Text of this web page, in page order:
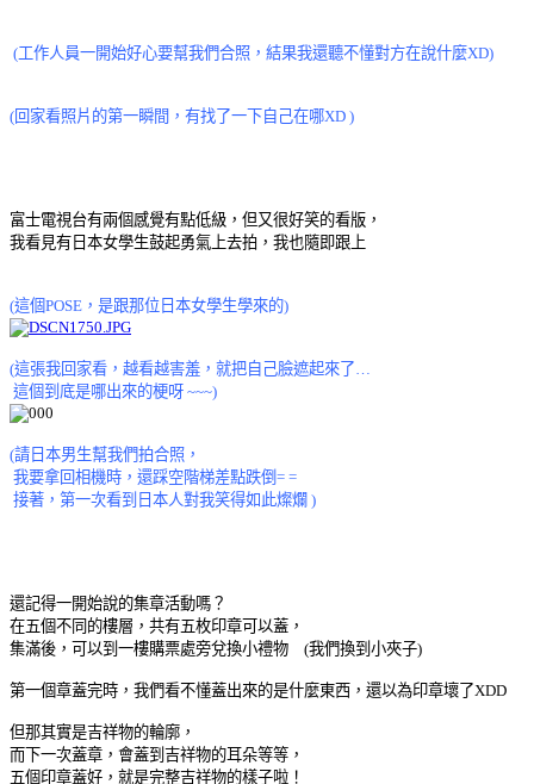
(工作人員一開始好心要幫我們合照，結果我還聽不懂對方在說什麼XD)
(回家看照片的第一瞬間，有找了一下自己在哪XD )
富士電視台有兩個感覺有點低級，但又很好笑的看版，
我看見有日本女學生鼓起勇氣上去拍，我也隨即跟上
(這個POSE，是跟那位日本女學生學來的)
(這張我回家看，越看越害羞，就把自己臉遮起來了…
這個到底是哪出來的梗呀 ~~~)
(請日本男生幫我們拍合照，
我要拿回相機時，還踩空階梯差點跌倒= =
接著，第一次看到日本人對我笑得如此燦爛 )
還記得一開始說的集章活動嗎？
在五個不同的樓層，共有五枚印章可以蓋，
集滿後，可以到一樓購票處旁兌換小禮物 (我們換到小夾子)
第一個章蓋完時，我們看不懂蓋出來的是什麼東西，還以為印章壞了XDD
但那其實是吉祥物的輪廓，
而下一次蓋章，會蓋到吉祥物的耳朵等等，
五個印章蓋好，就是完整吉祥物的樣子啦！